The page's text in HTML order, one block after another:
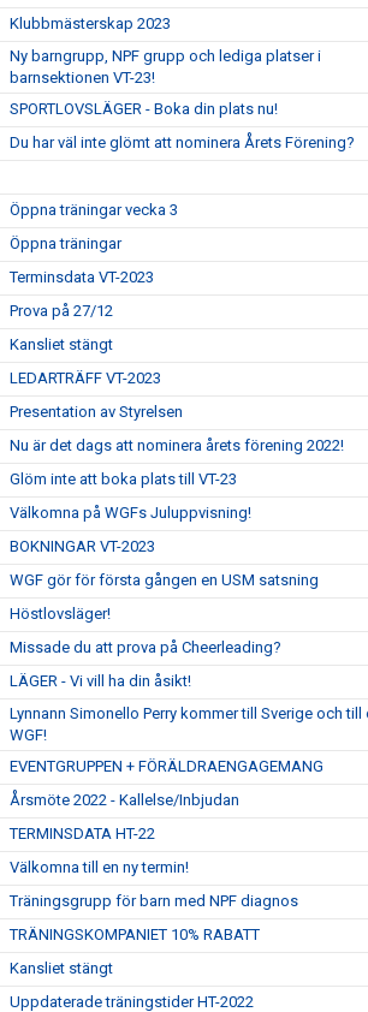
Klubbmästerskap 2023
Ny barngrupp, NPF grupp och lediga platser i
barnsektionen VT-23!
SPORTLOVSLÄGER - Boka din plats nu!
Du har väl inte glömt att nominera Årets Förening?
Öppna träningar vecka 3
Öppna träningar
Terminsdata VT-2023
Prova på 27/12
Kansliet stängt
LEDARTRÄFF VT-2023
Presentation av Styrelsen
Nu är det dags att nominera årets förening 2022!
Glöm inte att boka plats till VT-23
Välkomna på WGFs Juluppvisning!
BOKNINGAR VT-2023
WGF gör för första gången en USM satsning
Höstlovsläger!
Missade du att prova på Cheerleading?
LÄGER - Vi vill ha din åsikt!
Lynnann Simonello Perry kommer till Sverige och till
WGF!
EVENTGRUPPEN + FÖRÄLDRAENGAGEMANG
Årsmöte 2022 - Kallelse/Inbjudan
TERMINSDATA HT-22
Välkomna till en ny termin!
Träningsgrupp för barn med NPF diagnos
TRÄNINGSKOMPANIET 10% RABATT
Kansliet stängt
Uppdaterade träningstider HT-2022